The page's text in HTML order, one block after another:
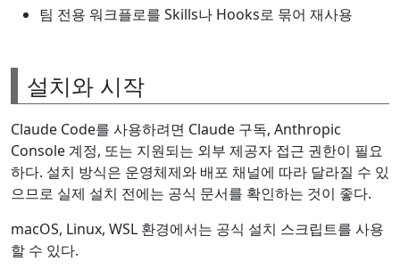
팀 전용 워크플로를 Skills나 Hooks로 묶어 재사용
설치와 시작
Claude Code를 사용하려면 Claude 구독, Anthropic
Console 계정, 또는 지원되는 외부 제공자 접근 권한이 필요
하다. 설치 방식은 운영체제와 배포 채널에 따라 달라질 수 있
으므로 실제 설치 전에는 공식 문서를 확인하는 것이 좋다.
macOS, Linux, WSL 환경에서는 공식 설치 스크립트를 사용
할 수 있다.